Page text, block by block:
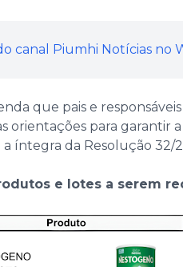
canal Piumhi Notícias no
que pais e
orientações para garantir
a íntegra da Resolução 32/
e lotes a serem